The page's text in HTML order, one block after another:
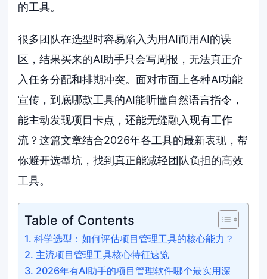
的工具。
很多团队在选型时容易陷入为用AI而用AI的误
区，结果买来的AI助手只会写周报，无法真正介
入任务分配和排期冲突。面对市面上各种AI功能
宣传，到底哪款工具的AI能听懂自然语言指令，
能主动发现项目卡点，还能无缝融入现有工作
流？这篇文章结合2026年各工具的最新表现，帮
你避开选型坑，找到真正能减轻团队负担的高效
工具。
Table of Contents
科学选型：如何评估项目管理工具的核心能力？
主流项目管理工具核心特征速览
2026年有AI助手的项目管理软件哪个最实用深